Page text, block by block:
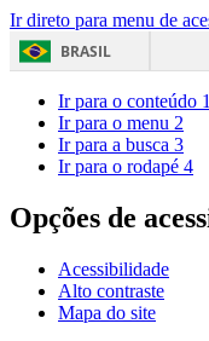
Ir direto para menu de
BRASIL
Ir para o conteúdo 1
Ir para o menu 2
Ir para a busca 3
Ir para o rodapé 4
Opções de
Acessibilidade
Alto contraste
Mapa do site